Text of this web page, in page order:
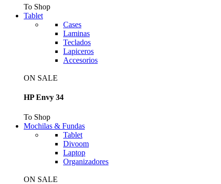
To Shop
Tablet
Cases
Laminas
Teclados
Lapiceros
Accesorios
ON SALE
HP Envy 34
To Shop
Mochilas & Fundas
Tablet
Divoom
Laptop
Organizadores
ON SALE